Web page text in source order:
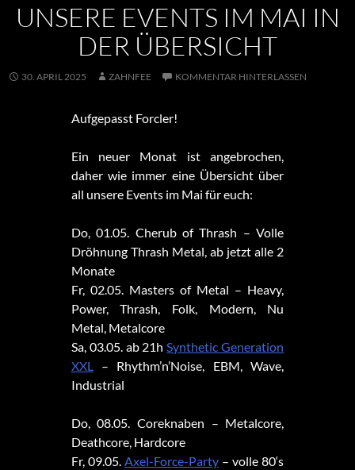
UNSERE EVENTS IM MAI IN
DER ÜBERSICHT
30. APRIL 2025 ZAHNFEE KOMMENTAR HINTERLASSEN
Aufgepasst Forcler!
Ein neuer Monat ist angebrochen,
daher wie immer eine Übersicht über
all unsere Events im Mai für euch:
Do, 01.05. Cherub of Thrash – Volle
Dröhnung Thrash Metal, ab jetzt alle 2
Monate
Fr, 02.05. Masters of Metal – Heavy,
Power, Thrash, Folk, Modern, Nu
Metal, Metalcore
Sa, 03.05. ab 21hSynthetic Generation
XXL– Rhythm’n’Noise, EBM, Wave,
Industrial
Do, 08.05. Coreknaben – Metalcore,
Deathcore, Hardcore
Fr, 09.05. Axel-Force-Party– volle 80‘s